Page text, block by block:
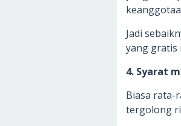
Jadi
yang gratis
4. Syarat
Biasa rata-
tergolong